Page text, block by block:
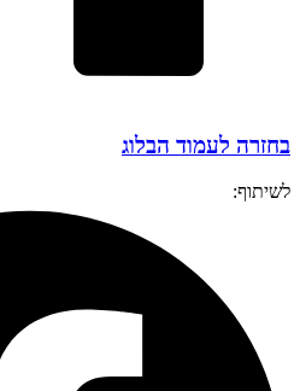
בחזרה לעמוד הבלוג
לשיתוף: